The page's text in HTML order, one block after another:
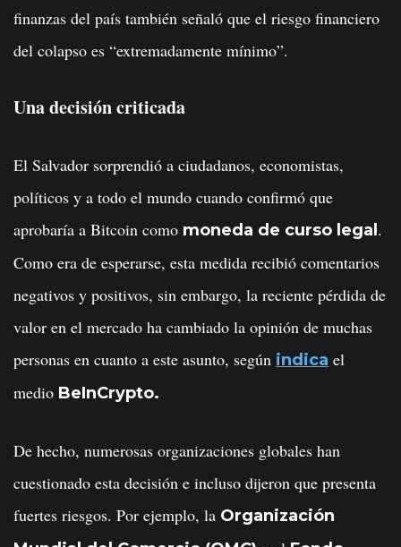
finanzas del país también señaló que el riesgo financiero
del colapso es “extremadamente mínimo”.
Una decisión criticada
El Salvador sorprendió a ciudadanos, economistas,
políticos y a todo el mundo cuando confirmó que
aprobaría a Bitcoin como moneda de curso legal .
Como era de esperarse, esta medida recibió comentarios
negativos y positivos, sin embargo, la reciente pérdida de
valor en el mercado ha cambiado la opinión de muchas
personas en cuanto a este asunto, según indica el
medio BeInCrypto.
De hecho, numerosas organizaciones globales han
cuestionado esta decisión e incluso dijeron que presenta
fuertes riesgos. Por ejemplo, la Organización